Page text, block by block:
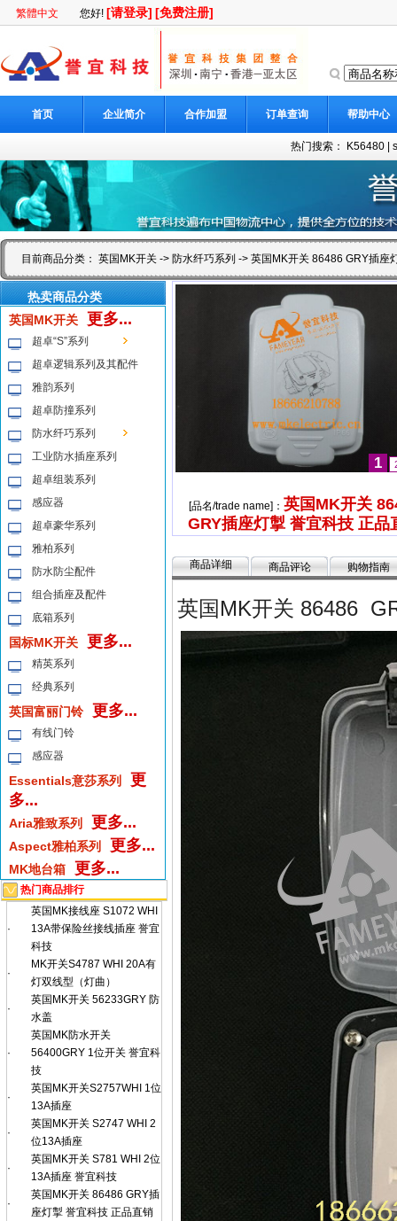
繁體中文 您好! [请登录] [免费注册]
首页 企业简介 合作加盟 订单查询 帮助中心
热门搜索： K56480
目前商品分类： 英国MK开关 -> 防水纤巧系列 -> 英国MK开关 86486 GRY插座
热卖商品分类
英国MK开关
更多...
超卓“S”系列
超卓逻辑系列及其配件
雅韵系列
超卓防撞系列
防水纤巧系列
工业防水插座系列
超卓组装系列
感应器
超卓豪华系列
雅柏系列
防水防尘配件
组合插座及配件
底箱系列
国标MK开关 更多...
精英系列
经典系列
英国富丽门铃 更多...
有线门铃
感应器
Essentials意莎系列
更
多...
Aria雅致系列 更多...
Aspect雅柏系列 更多...
MK地台箱 更多...
热门商品排行
·
英国MK接线座 S1072 WHI
13A带保险丝接线插座 誉宜
科技
·
MK开关S4787 WHI 20A有
灯双线型（灯曲）
·
英国MK开关 56233GRY 防
水盖
·
英国MK防水开关
56400GRY 1位开关 誉宜科
技
·
英国MK开关S2757WHI 1位
13A插座
·
英国MK开关 S2747 WHI 2
位13A插座
·
英国MK开关 S781 WHI 2位
13A插座 誉宜科技
·
英国MK开关 86486 GRY插
座灯掣 誉宜科技 正品直销
1
[品名/trade name]： 英国MK开关
GRY插座灯掣 誉宜科技 正品
商品详细 商品评论 购物指南
英国MK开关 86486